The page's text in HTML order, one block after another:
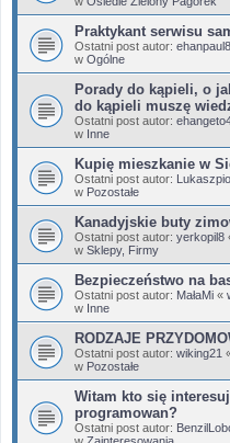
Praktykant serwisu
Ostatni post autor: ehanpaul8
w Ogólne
Porady do kąpieli, o
do kąpieli muszę
Ostatni post autor:
w Inne
Kupię mieszkanie w
Ostatni post autor:
w Pozostałe
Kanadyjskie buty
Ostatni post autor: yerkopil8
w Sklepy, Firmy
Bezpieczeństwo na
Ostatni post autor: MałaMi «
w Inne
RODZAJE
Ostatni post autor: wiking21
w Pozostałe
Witam kto się
programowan?
Ostatni post autor: